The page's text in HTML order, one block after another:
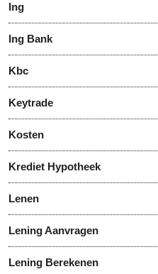
Ing
Ing Bank
Kbc
Keytrade
Kosten
Krediet Hypotheek
Lenen
Lening Aanvragen
Lening Berekenen